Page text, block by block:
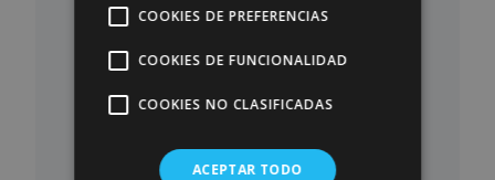
COOKIES DE PREFERENCIAS
COOKIES DE FUNCIONALIDAD
COOKIES NO CLASIFICADAS
ACEPTAR TODO